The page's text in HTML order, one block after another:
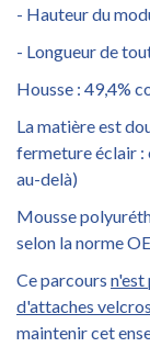
- Hauteur du
- Longueur de
Housse : 49,4%
La matière est
fermeture éclair :
au-delà)
Mousse
selon la norme
Ce parcours n'est
d'attaches velcros
maintenir cet